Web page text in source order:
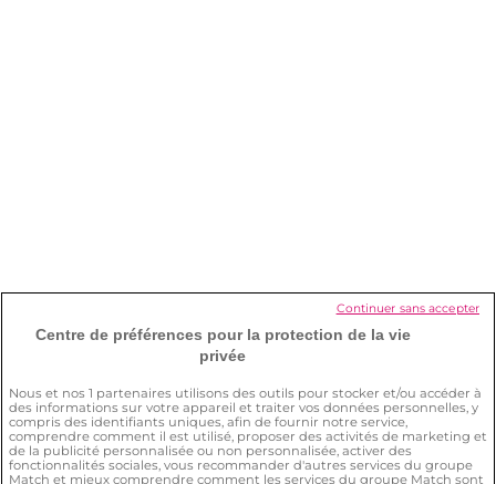
le site ?
Even ?
Centre de préférences pour la protection de la vie
privée
Nous et nos 1 partenaires utilisons des outils pour stocker et/ou accéder à
des informations sur votre appareil et traiter vos données personnelles, y
compris des identifiants uniques, afin de fournir notre service,
comprendre comment il est utilisé, proposer des activités de marketing et
de la publicité personnalisée ou non personnalisée, activer des
fonctionnalités sociales, vous recommander d'autres services du groupe
Match et mieux comprendre comment les services du groupe Match sont
Continuer sans accepter